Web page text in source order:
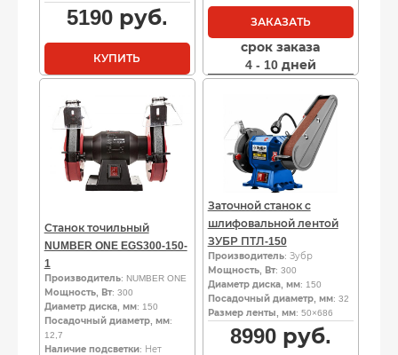
5190руб.
КУПИТЬ
ЗАКАЗАТЬ
срок заказа
4 - 10 дней
Станок точильный
NUMBER ONE EGS300-150-
1
Производитель: NUMBER ONE
Мощность, Вт: 300
Диаметр диска, мм: 150
Посадочный диаметр, мм:
12,7
Наличие подсветки: Нет
Заточной станок с
шлифовальной лентой
ЗУБР ПТЛ-150
Производитель: Зубр
Мощность, Вт: 300
Диаметр диска, мм: 150
Посадочный диаметр, мм: 32
Размер ленты, мм: 50×686
8990руб.